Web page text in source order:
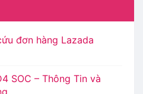
đơn hàng Lazada
SOC – Thông Tin và